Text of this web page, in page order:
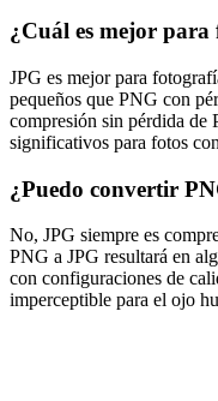
¿Cuál es mejor
JPG es mejor para
pequeños que PNG con
compresión sin pérdida
significativos para fotos
¿Puedo convertir
No, JPG siempre es
PNG a JPG resultará en
con configuraciones de
imperceptible para el ojo